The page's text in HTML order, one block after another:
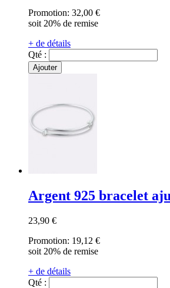
Promotion: 32,00 €
soit 20% de remise
+ de détails
Qté :
Ajouter
Argent 925 bracelet
23,90 €
Promotion: 19,12 €
soit 20% de remise
+ de détails
Qté :